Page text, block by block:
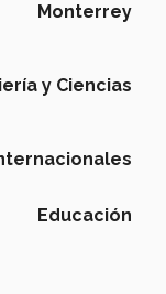
Monterrey
y Ciencias
Educación